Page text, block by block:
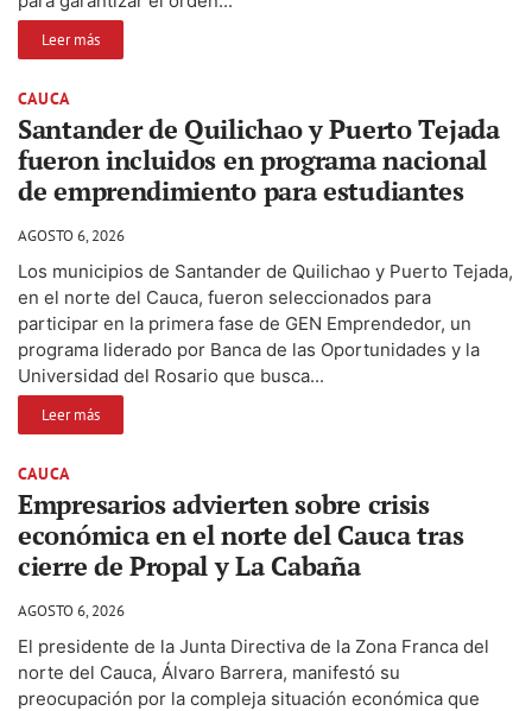
Leer más
CAUCA
Santander de Quilichao y Puerto Tejada
fueron incluidos en programa nacional
de emprendimiento para estudiantes
AGOSTO 6, 2026
Los municipios de Santander de Quilichao y Puerto Tejada,
en el norte del Cauca, fueron seleccionados para
participar en la primera fase de GEN Emprendedor, un
programa liderado por Banca de las Oportunidades y la
Universidad del Rosario que busca...
Leer más
CAUCA
Empresarios advierten sobre crisis
económica en el norte del Cauca tras
cierre de Propal y La Cabaña
AGOSTO 6, 2026
El presidente de la Junta Directiva de la Zona Franca del
norte del Cauca, Álvaro Barrera, manifestó su
preocupación por la compleja situación económica que